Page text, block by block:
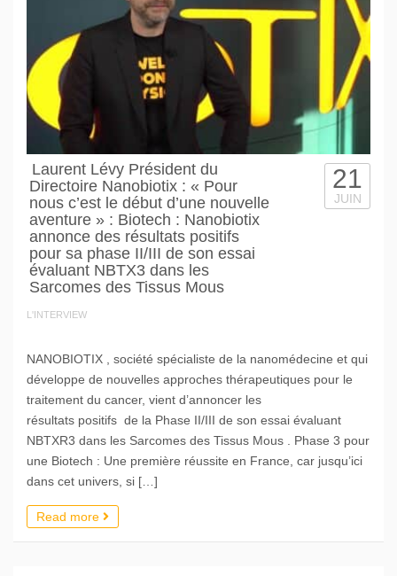
Laurent Lévy Président du
Directoire Nanobiotix : « Pour
nous c’est le début d’une nouvelle
aventure » : Biotech : Nanobiotix
annonce des résultats positifs
pour sa phase II/III de son essai
évaluant NBTX3 dans les
Sarcomes des Tissus Mous
L'INTERVIEW
21
JUIN
NANOBIOTIX , société spécialiste de la nanomédecine et qui
développe de nouvelles approches thérapeutiques pour le
traitement du cancer, vient d’annoncer les
résultats positifs de la Phase II/III de son essai évaluant
NBTXR3 dans les Sarcomes des Tissus Mous . Phase 3 pour
une Biotech : Une première réussite en France, car jusqu’ici
dans cet univers, si […]
Read more